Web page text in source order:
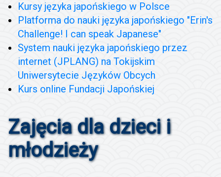
Kursy języka japońskiego w Polsce
Platforma do nauki języka japońskiego "Erin's
Challenge! I can speak Japanese"
System nauki języka japońskiego przez
internet (JPLANG) na Tokijskim
Uniwersytecie Języków Obcych
Kurs online Fundacji Japońskiej
Zajęcia dla dzieci i
młodzieży